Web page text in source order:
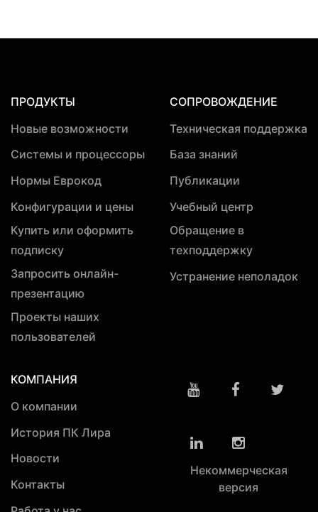
ПРОДУКТЫ
Новые возможности
Системы и процессоры
Нормы Еврокод
Конфигурации и цены
Купить или оформить
подписку
Запросить онлайн-
презентацию
Проекты наших
пользователей
СОПРОВОЖДЕНИЕ
Техническая поддержка
База знаний
Публикации
Учебный центр
Обращение в
техподдержку
Устранение неполадок
КОМПАНИЯ
О компании
История ПК Лира
Новости
Контакты
Некоммерческая
версия